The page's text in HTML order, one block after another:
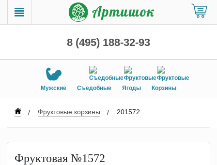
8 (495) 188-32-93
Мужские Съедобные Ягоды Корзины
Фруктовые корзины 201572
Фруктовая №1572